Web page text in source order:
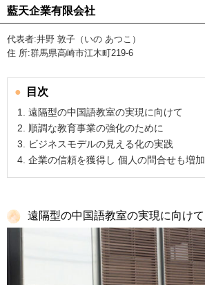
藍天企業有限会社
代表者:井野 敦子（いの あつこ）
住 所:群馬県高崎市江木町219-6
目次
遠隔型の中国語教室の実現に向けて
順調な教育事業の強化のために
ビジネスモデルの見える化の実践
企業の信頼を獲得し 個人の問合せも増加
遠隔型の中国語教室の実現に向けて